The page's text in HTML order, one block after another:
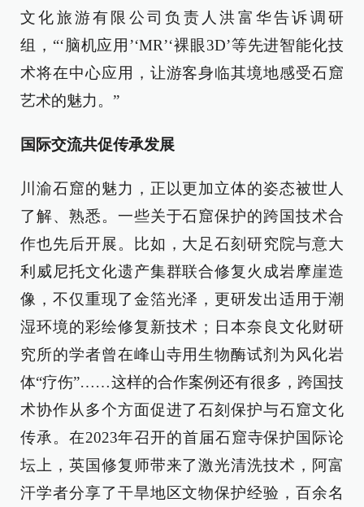
文化旅游有限公司负责人洪富华告诉调研
组，“‘脑机应用’‘MR’‘裸眼3D’等先进智能化技
术将在中心应用，让游客身临其境地感受石窟
艺术的魅力。”
国际交流共促传承发展
川渝石窟的魅力，正以更加立体的姿态被世人
了解、熟悉。一些关于石窟保护的跨国技术合
作也先后开展。比如，大足石刻研究院与意大
利威尼托文化遗产集群联合修复火成岩摩崖造
像，不仅重现了金箔光泽，更研发出适用于潮
湿环境的彩绘修复新技术；日本奈良文化财研
究所的学者曾在峰山寺用生物酶试剂为风化岩
体“疗伤”……这样的合作案例还有很多，跨国技
术协作从多个方面促进了石刻保护与石窟文化
传承。在2023年召开的首届石窟寺保护国际论
坛上，英国修复师带来了激光清洗技术，阿富
汗学者分享了干旱地区文物保护经验，百余名